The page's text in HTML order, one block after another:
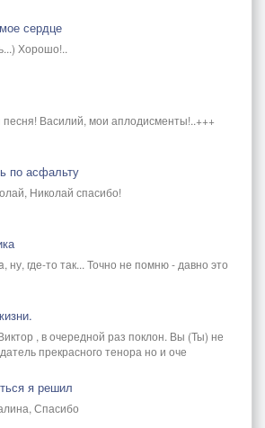
сердце
Хорошо!..
песня! Василий, мои аплодисменты!..+++
по асфальту
Николай спасибо!
ну, где-то так... Точно не помню - давно это
, в очередной раз поклон. Вы (Ты) не
прекрасного тенора но и оче
я решил
Спасибо